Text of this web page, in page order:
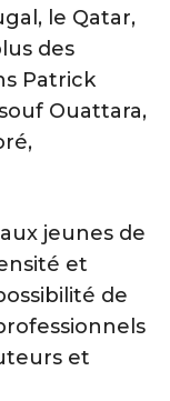
le Qatar,
des
Patrick
Ouattara,
jeunes de
et
de
et